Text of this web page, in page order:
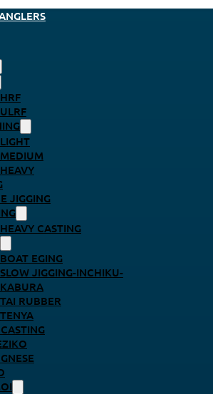
HRF
ULRF
LIGHT
MEDIUM
HEAVY
JIGGING
HEAVY CASTING
BOAT EGING
SLOW JIGGING-INCHIKU-
KABURA
TAI RUBBER
TENYA